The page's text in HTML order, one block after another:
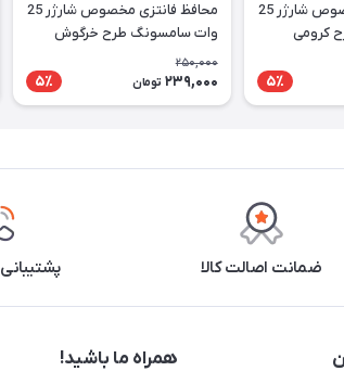
محافظ فانتزی مخصوص شارژر 25
کرومی
5٪
محافظ فانتزی مخصوص شارژر 25
وات سامسونگ طرح خرگوش
250,000
239,000 تومان 5٪
ضمانت اصالت کالا پشتیبانی ۲۴ ساعته
همراه ما باشید!